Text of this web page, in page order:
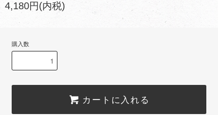
4,180円(内税)
購入数
カートに入れる